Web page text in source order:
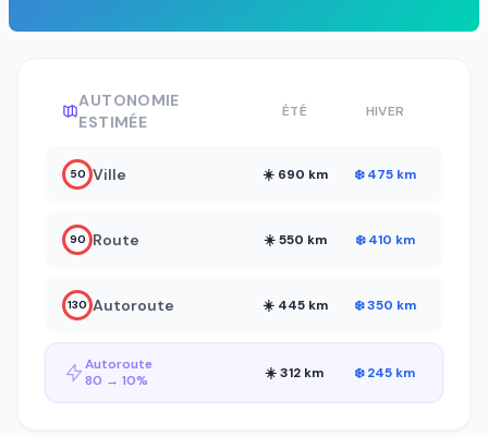
AUTONOMIE
ESTIMÉE
ÉTÉ HIVER
50 Ville ☀️ 690 km ❄️ 475 km
90 Route ☀️ 550 km ❄️ 410 km
130 Autoroute ☀️ 445 km ❄️ 350 km
Autoroute
80 → 10%
☀️ 312 km ❄️ 245 km